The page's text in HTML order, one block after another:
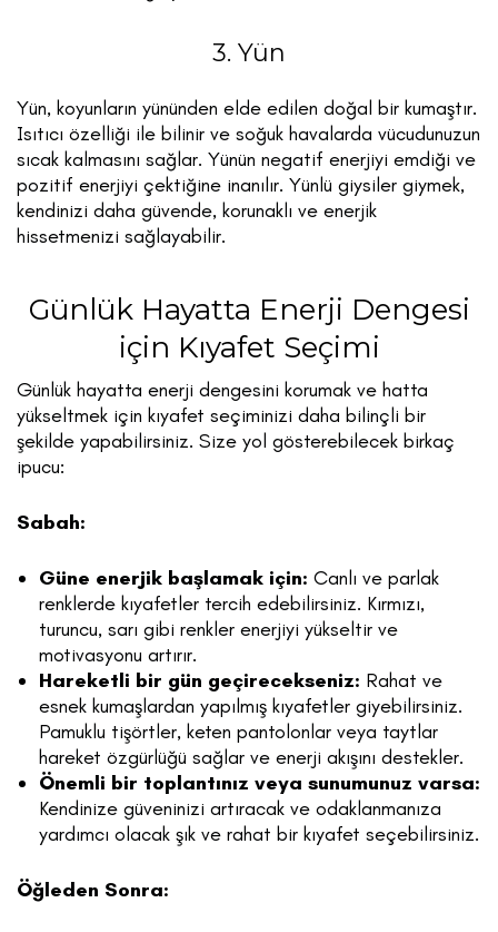
3. Yün
Yün, koyunların yününden elde edilen doğal bir kumaştır.
Isıtıcı özelliği ile bilinir ve soğuk havalarda vücudunuzun
sıcak kalmasını sağlar. Yünün negatif enerjiyi emdiği ve
pozitif enerjiyi çektiğine inanılır. Yünlü giysiler giymek,
kendinizi daha güvende, korunaklı ve enerjik
hissetmenizi sağlayabilir.
Günlük Hayatta Enerji Dengesi
için Kıyafet Seçimi
Günlük hayatta enerji dengesini korumak ve hatta
yükseltmek için kıyafet seçiminizi daha bilinçli bir
şekilde yapabilirsiniz. Size yol gösterebilecek birkaç
ipucu:
Sabah:
Güne enerjik başlamak için: Canlı ve parlak
renklerde kıyafetler tercih edebilirsiniz. Kırmızı,
turuncu, sarı gibi renkler enerjiyi yükseltir ve
motivasyonu artırır.
Hareketli bir gün geçirecekseniz: Rahat ve
esnek kumaşlardan yapılmış kıyafetler giyebilirsiniz.
Pamuklu tişörtler, keten pantolonlar veya taytlar
hareket özgürlüğü sağlar ve enerji akışını destekler.
Önemli bir toplantınız veya sunumunuz varsa:
Kendinize güveninizi artıracak ve odaklanmanıza
yardımcı olacak şık ve rahat bir kıyafet seçebilirsiniz.
Öğleden Sonra: